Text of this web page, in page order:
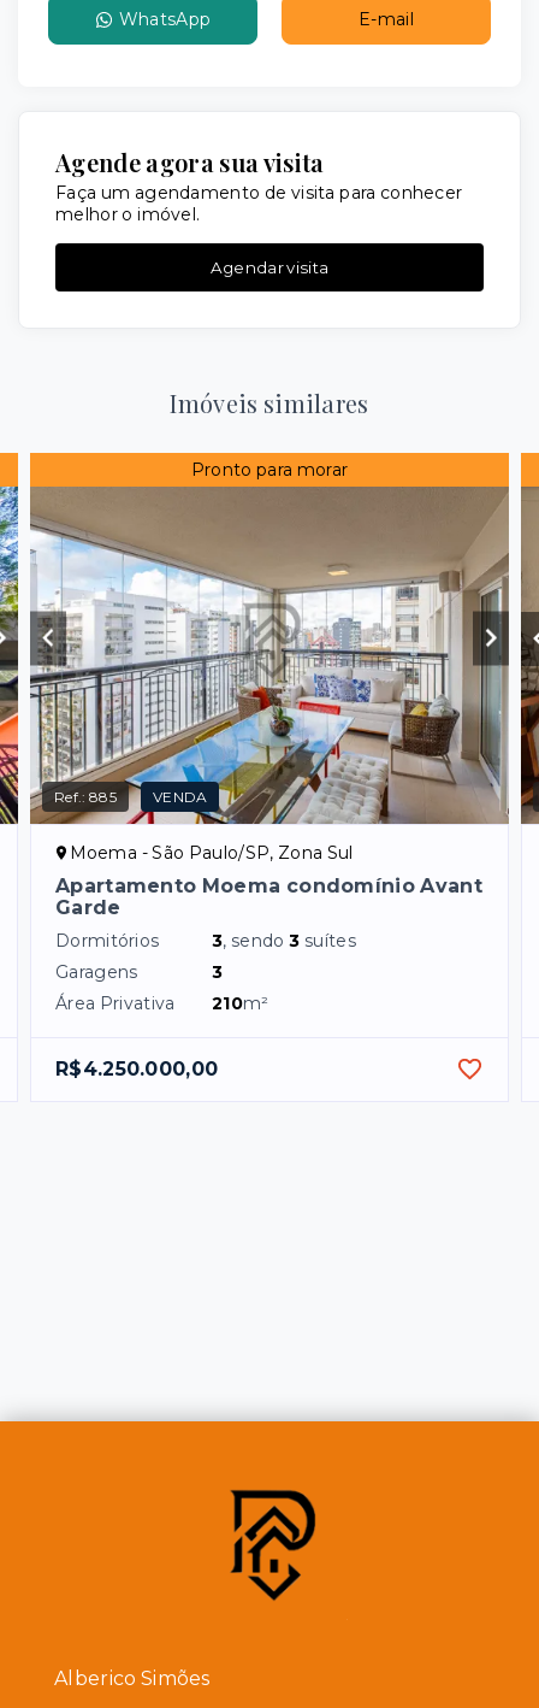
WhatsApp E-mail
Agende agora sua visita
Faça um agendamento de visita para conhecer
melhor o imóvel.
Agendar visita
Imóveis similares
Pronto para morar
Ref.:885 VENDA
Moema - São Paulo/SP, Zona Sul
Apartamento Moema condomínio Avant
Garde
Dormitórios 3, sendo3 suítes
Garagens
3
Área Privativa
210m²
R$4.250.000,00
Alberico Simões